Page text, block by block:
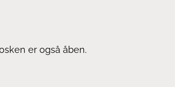
er også åben.